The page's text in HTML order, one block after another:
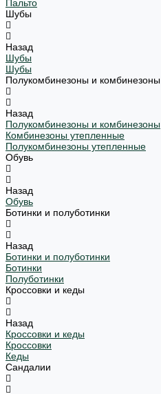
Пальто
Шубы
Назад
Шубы
Шубы
Полукомбинезоны и комбинезоны
Назад
Полукомбинезоны и комбинезоны
Комбинезоны утепленные
Полукомбинезоны утепленные
Обувь
Назад
Обувь
Ботинки и полуботинки
Назад
Ботинки и полуботинки
Ботинки
Полуботинки
Кроссовки и кеды
Назад
Кроссовки и кеды
Кроссовки
Кеды
Сандалии